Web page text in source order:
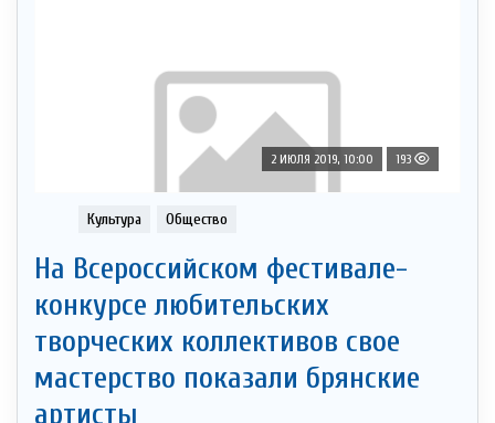
2 ИЮЛЯ 2019, 10:00 193
Культура Общество
На Всероссийском фестивале-
конкурсе любительских
творческих коллективов свое
мастерство показали брянские
артисты